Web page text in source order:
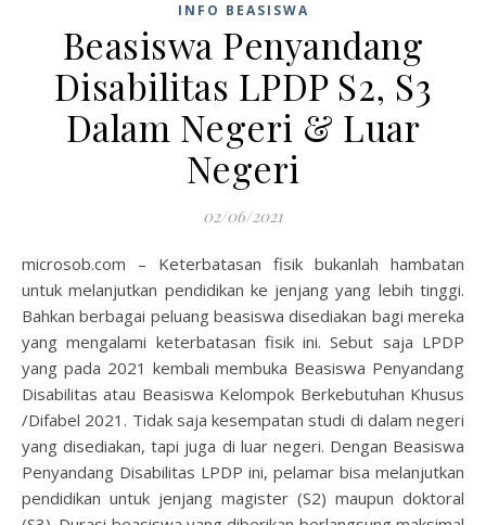
INFO BEASISWA
Beasiswa Penyandang
Disabilitas LPDP S2, S3
Dalam Negeri & Luar
Negeri
02/06/2021
microsob.com – Keterbatasan fisik bukanlah hambatan
untuk melanjutkan pendidikan ke jenjang yang lebih tinggi.
Bahkan berbagai peluang beasiswa disediakan bagi mereka
yang mengalami keterbatasan fisik ini. Sebut saja LPDP
yang pada 2021 kembali membuka Beasiswa Penyandang
Disabilitas atau Beasiswa Kelompok Berkebutuhan Khusus
/Difabel 2021. Tidak saja kesempatan studi di dalam negeri
yang disediakan, tapi juga di luar negeri. Dengan Beasiswa
Penyandang Disabilitas LPDP ini, pelamar bisa melanjutkan
pendidikan untuk jenjang magister (S2) maupun doktoral